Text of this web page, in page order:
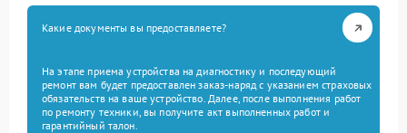
Какие документы вы предоставляете?
На этапе приема устройства на диагностику и последующий
ремонт вам будет предоставлен заказ-наряд с указанием страховых
обязательств на ваше устройство. Далее, после выполнения работ
по ремонту техники, вы получите акт выполненных работ и
гарантийный талон.